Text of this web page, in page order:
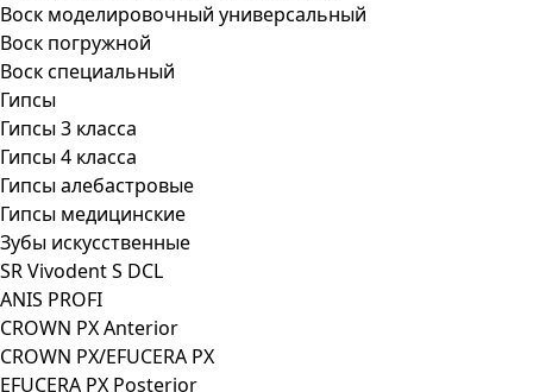
Воск моделировочный универсальный
Воск погружной
Воск специальный
Гипсы
Гипсы 3 класса
Гипсы 4 класса
Гипсы алебастровые
Гипсы медицинские
Зубы искусственные
SR Vivodent S DCL
ANIS PROFI
CROWN PX Anterior
CROWN PX/EFUCERA PX
EFUCERA PX Posterior